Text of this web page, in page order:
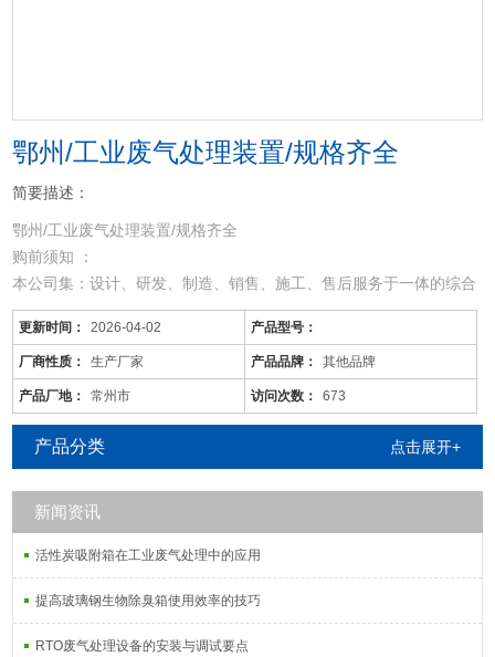
鄂州/工业废气处理装置/规格齐全
简要描述：
鄂州/工业废气处理装置/规格齐全
购前须知 ：
本公司集：设计、研发、制造、销售、施工、售后服务于一体的综合
型废气处理公司；
从事于：各类工业废气、废水、噪音、脱硫除尘、油烟火烟、通风降
温等工程的设计、制作、安装调试；
由于市场价格浮动影响，以上产品价格、属性仅供参考
鄂州/工业废气处理装置/规格齐全
活性炭吸附塔：
通过利用高性能活性炭吸附剂固体本身的
更新时间： 2026-04-02 产品型号：
厂商性质： 生产厂家 产品品牌： 其他品牌
产品厂地： 常州市 访问次数： 673
产品分类 点击展开+
新闻资讯
活性炭吸附箱在工业废气处理中的应用
提高玻璃钢生物除臭箱使用效率的技巧
RTO废气处理设备的安装与调试要点